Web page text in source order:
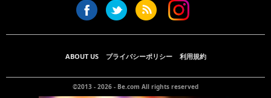
ABOUT US プライバシーポリシー 利用規約
©2013 - 2026 - Be.com All rights reserved